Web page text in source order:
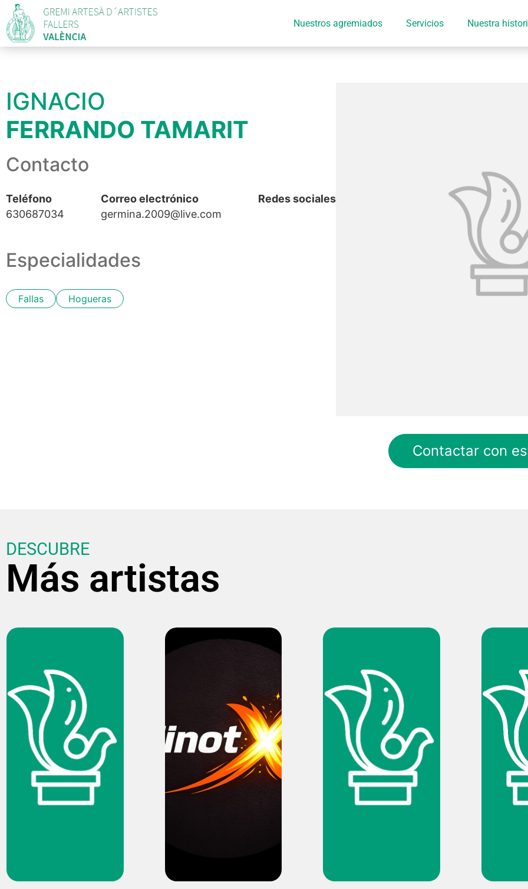
Nuestros agremiados Servicios Nuestra
IGNACIO
FERRANDO TAMARIT
Contacto
Teléfono
630687034
Correo electrónico
germina.2009@live.com
Redes sociales
Especialidades
Fallas Hogueras
Contactar con
DESCUBRE
Más artistas